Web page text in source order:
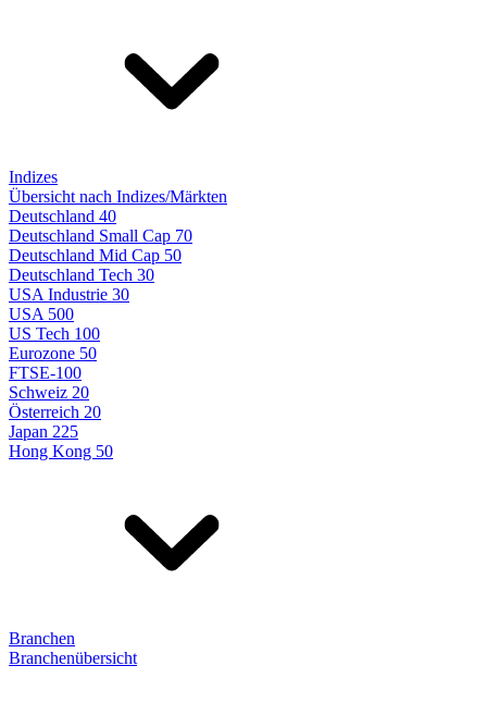
Indizes
Übersicht nach Indizes/Märkten
Deutschland 40
Deutschland Small Cap 70
Deutschland Mid Cap 50
Deutschland Tech 30
USA Industrie 30
USA 500
US Tech 100
Eurozone 50
FTSE-100
Schweiz 20
Österreich 20
Japan 225
Hong Kong 50
Branchen
Branchenübersicht